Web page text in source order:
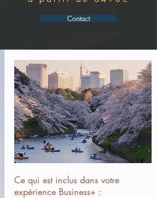
Contact
Ce qui est inclus dans votre
expérience Business+ :